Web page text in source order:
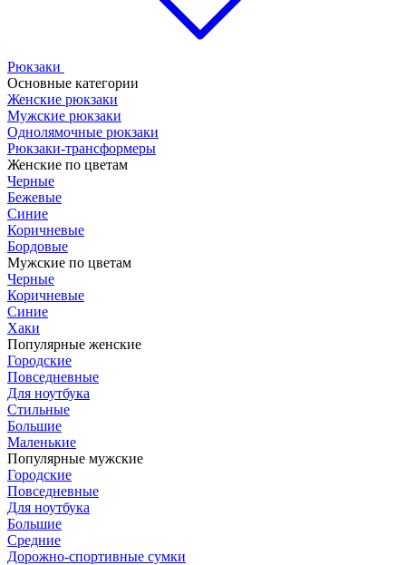
Рюкзаки
Основные категории
Женские рюкзаки
Мужские рюкзаки
Однолямочные рюкзаки
Рюкзаки-трансформеры
Женские по цветам
Черные
Бежевые
Синие
Коричневые
Бордовые
Мужские по цветам
Черные
Коричневые
Синие
Хаки
Популярные женские
Городские
Повседневные
Для ноутбука
Стильные
Большие
Маленькие
Популярные мужские
Городские
Повседневные
Для ноутбука
Большие
Средние
Дорожно-спортивные сумки